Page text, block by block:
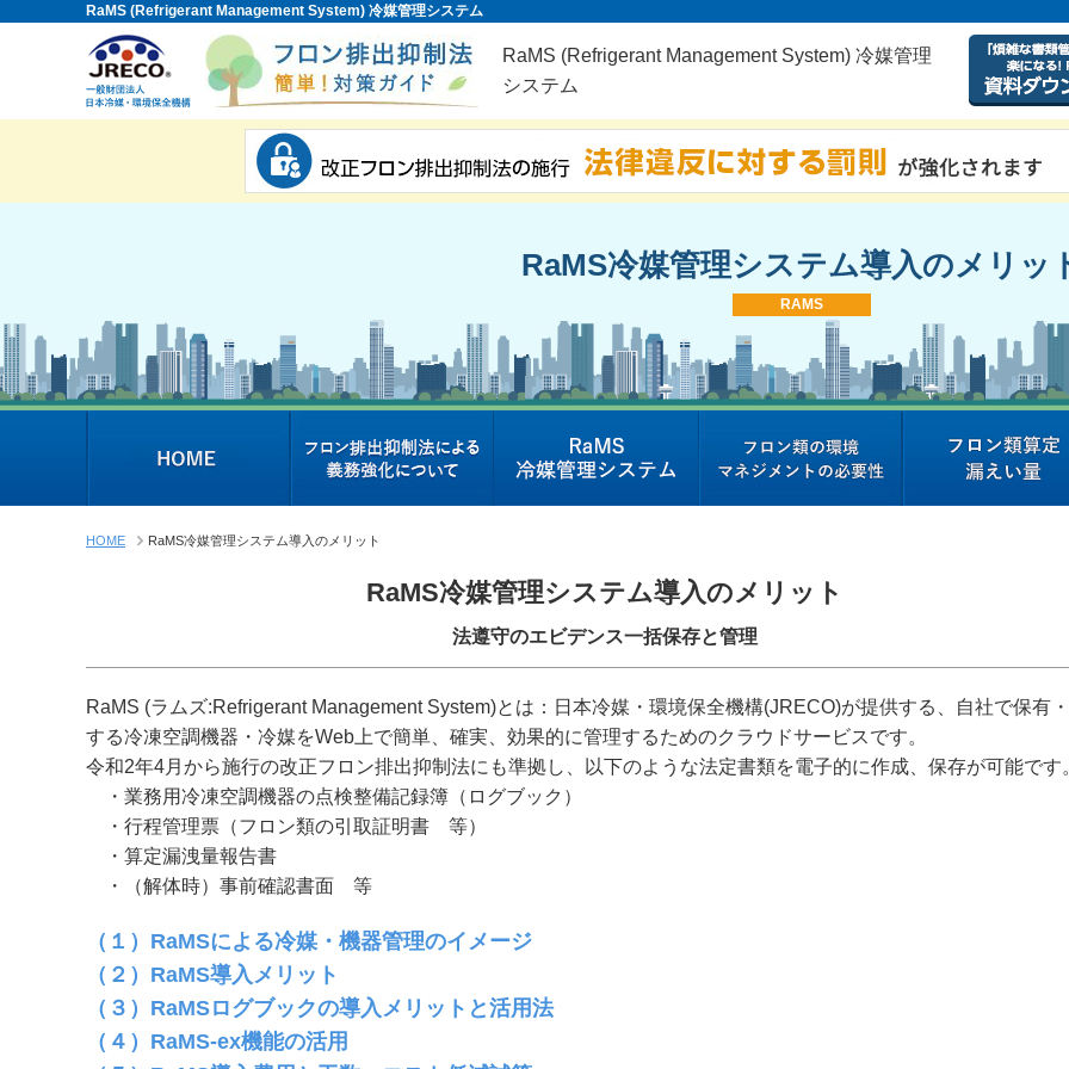
RaMS (Refrigerant Management System) 冷媒管理システム
RaMS (Refrigerant Management System) 冷媒管理
システム
RaMS冷媒管理システム導入のメリッ
RAMS
HOME RaMS冷媒管理システム導入のメリット
RaMS冷媒管理システム導入のメリット
法遵守のエビデンス一括保存と管理
RaMS (ラムズ:Refrigerant Management System)とは：日本冷媒・環境保全機構(JRECO)が提供する、自社で保有
する冷凍空調機器・冷媒をWeb上で簡単、確実、効果的に管理するためのクラウドサービスです。
令和2年4月から施行の改正フロン排出抑制法にも準拠し、以下のような法定書類を電子的に作成、保存が可能です
・業務用冷凍空調機器の点検整備記録簿（ログブック）
・行程管理票（フロン類の引取証明書 等）
・算定漏洩量報告書
・（解体時）事前確認書面 等
（１）RaMSによる冷媒・機器管理のイメージ
（２）RaMS導入メリット
（３）RaMSログブックの導入メリットと活用法
（４）RaMS-ex機能の活用